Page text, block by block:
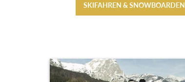
SKIFAHREN & SNOWBOARDEN